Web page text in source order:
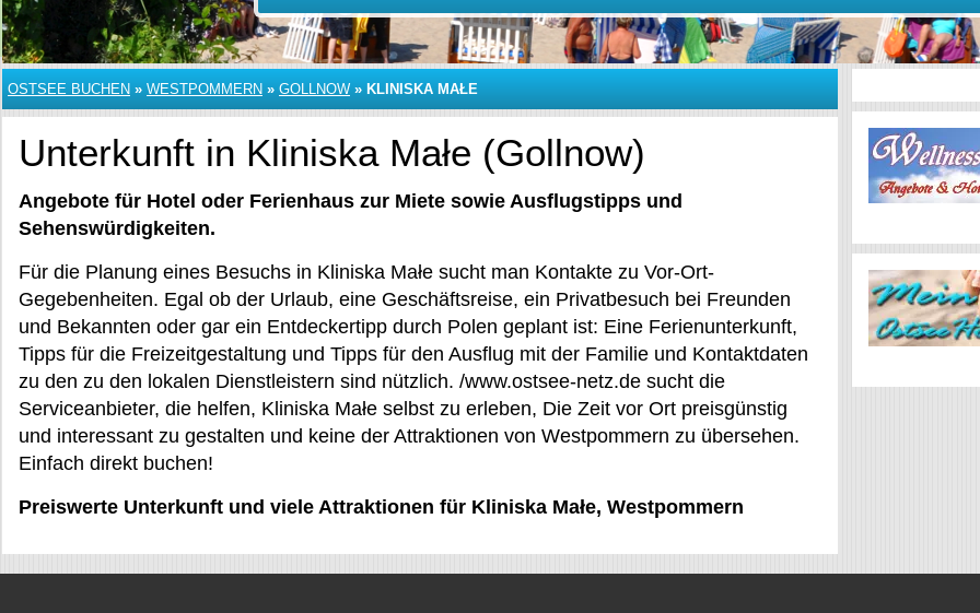
OSTSEE BUCHEN » WESTPOMMERN » GOLLNOW » KLINISKA MAŁE
Unterkunft in Kliniska Małe (Gollnow)
Angebote für Hotel oder Ferienhaus zur Miete sowie Ausflugstipps und
Sehenswürdigkeiten.
Für die Planung eines Besuchs in Kliniska Małe sucht man Kontakte zu Vor-Ort-
Gegebenheiten. Egal ob der Urlaub, eine Geschäftsreise, ein Privatbesuch bei Freunden
und Bekannten oder gar ein Entdeckertipp durch Polen geplant ist: Eine Ferienunterkunft,
Tipps für die Freizeitgestaltung und Tipps für den Ausflug mit der Familie und Kontaktdaten
zu den zu den lokalen Dienstleistern sind nützlich. /www.ostsee-netz.de sucht die
Serviceanbieter, die helfen, Kliniska Małe selbst zu erleben, Die Zeit vor Ort preisgünstig
und interessant zu gestalten und keine der Attraktionen von Westpommern zu übersehen.
Einfach direkt buchen!
Preiswerte Unterkunft und viele Attraktionen für Kliniska Małe, Westpommern